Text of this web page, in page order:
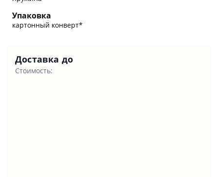
Упаковка
картонный конверт*
Доставка до
Стоимость: